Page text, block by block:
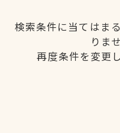
検索条件に当てはま
りま
再度条件を変更